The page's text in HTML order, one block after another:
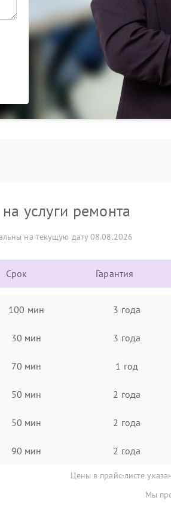
услуги ремонта
на текущую дату 08.08.2026
Срок Гарантия
100 мин 3 года
30 мин 3 года
70 мин 1 год
50 мин 2 года
50 мин 2 года
90 мин 2 года
Цены в прайс-листе
Мы